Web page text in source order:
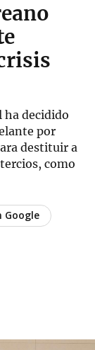
ha decidido
por
destituir a
como
Google